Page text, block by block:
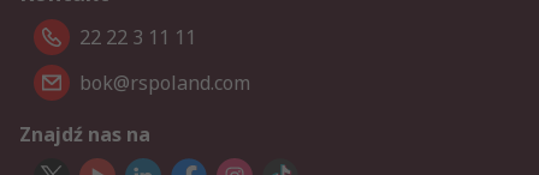
22 22 3 11 11
bok@rspoland.com
Znajdź nas na